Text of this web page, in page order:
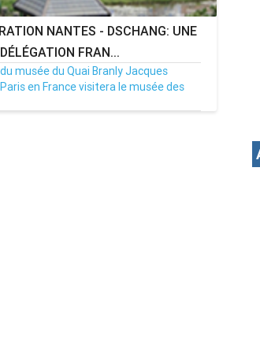
NANTES - DSCHANG: UNE
FRAN...
du musée du Quai Branly Jacques
en France visitera le musée des